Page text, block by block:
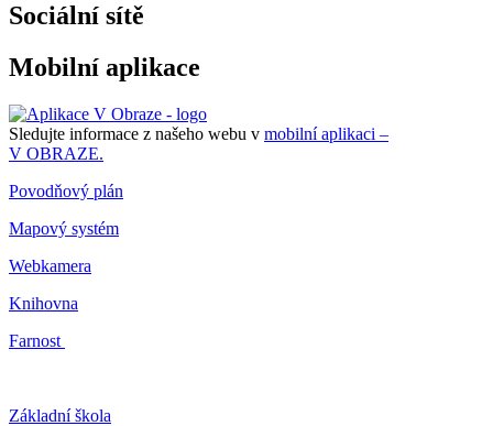
Sociální sítě
Mobilní aplikace
Sledujte informace z našeho webu v mobilní aplikaci –
V OBRAZE.
Povodňový plán
Mapový systém
Webkamera
Knihovna
Farnost
Základní škola